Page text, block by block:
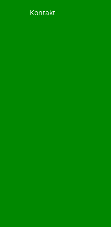
Kontakt